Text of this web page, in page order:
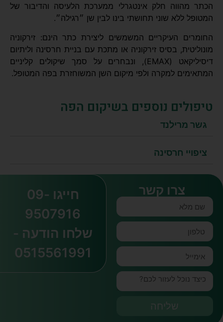
הכתר מהווה חלק אינטגרלי ממערכת הלעיסה והדיבור של
המטופל ללא שוני תחושתי בינו לבין שן ״רגילה״.
החומרים העיקריים המשמשים ליצירת כתר הינם: זירקוניה
מונוליטית, בסיס זירקוניה או מתכת עם בניית חרסינה וליתיום
דיסיליקאט (EMAX), ונבחרים על סמך שיקולים קליניים
המתאימים למקרה ולפי מיקום השן המשוחזרת בפה המטופל.
טיפולים נוספים בשיקום הפה
גשר מרילנד
ציפויי חרסינה
צרו קשר
שליחה
חייגו 09-
9507916
שלחו הודעה -
0515561991